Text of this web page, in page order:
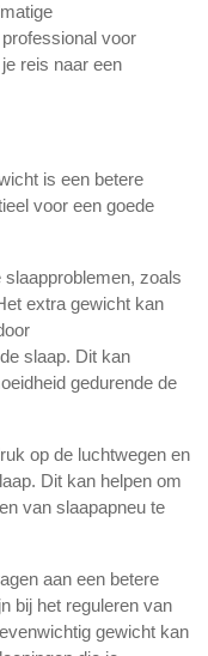
voor
reis naar een
is een betere
voor een goede
zoals
extra gewicht kan
slaap. Dit kan
gedurende de
op de luchtwegen en
Dit kan helpen om
van slaapapneu te
aan een betere
bij het reguleren van
gewicht kan